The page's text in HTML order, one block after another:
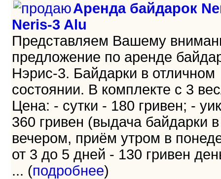
Аренда байдарок
Neris-3 Alu
Представляем Вашему
предложение по аренде
Нэрис-3. Байдарки в отличном
состоянии. В комплекте с 3
Цена: - сутки - 180 гривен; -
360 гривен (выдача байдарки
вечером, приём утром в
от 3 до 5 дней - 130 гривен
... (подробнее)